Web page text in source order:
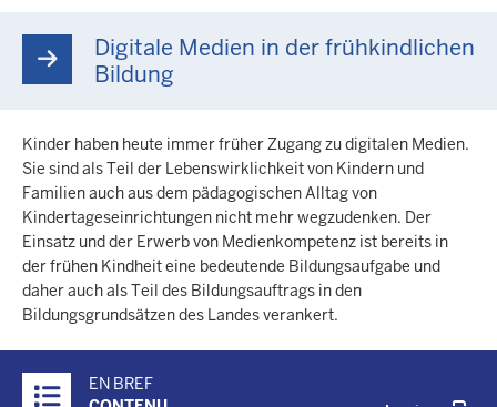
Digitale Medien in der frühkindlichen
Bildung
Kinder haben heute immer früher Zugang zu digitalen Medien.
Sie sind als Teil der Lebenswirklichkeit von Kindern und
Familien auch aus dem pädagogischen Alltag von
Kindertageseinrichtungen nicht mehr wegzudenken. Der
Einsatz und der Erwerb von Medienkompetenz ist bereits in
der frühen Kindheit eine bedeutende Bildungsaufgabe und
daher auch als Teil des Bildungsauftrags in den
Bildungsgrundsätzen des Landes verankert.
Inhalte
EN BREF